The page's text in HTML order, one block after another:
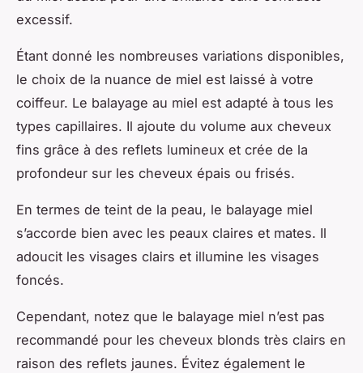
excessif.
Étant donné les nombreuses variations disponibles,
le choix de la nuance de miel est laissé à votre
coiffeur. Le balayage au miel est adapté à tous les
types capillaires. Il ajoute du volume aux cheveux
fins grâce à des reflets lumineux et crée de la
profondeur sur les cheveux épais ou frisés.
En termes de teint de la peau, le balayage miel
s’accorde bien avec les peaux claires et mates. Il
adoucit les visages clairs et illumine les visages
foncés.
Cependant, notez que le balayage miel n’est pas
recommandé pour les cheveux blonds très clairs en
raison des reflets jaunes. Évitez également le